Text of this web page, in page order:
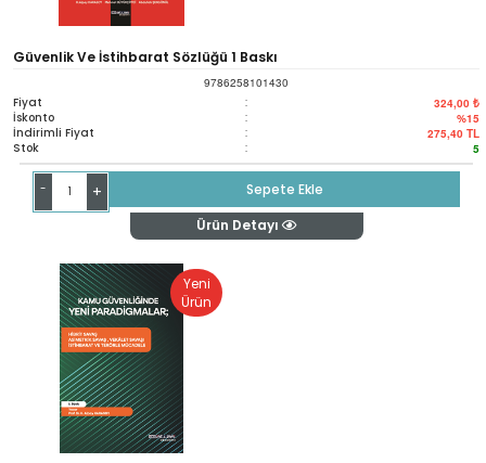
Güvenlik Ve İstihbarat Sözlüğü 1 Baskı
9786258101430
Fiyat : 324,00 ₺
İskonto : %15
İndirimli Fiyat : 275,40 TL
Stok : 5
- +
Sepete Ekle
Ürün Detayı
Yeni
Ürün